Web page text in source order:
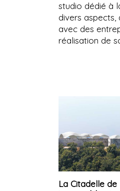
studio dédié à
divers
avec des
réalisation de
La Citadelle